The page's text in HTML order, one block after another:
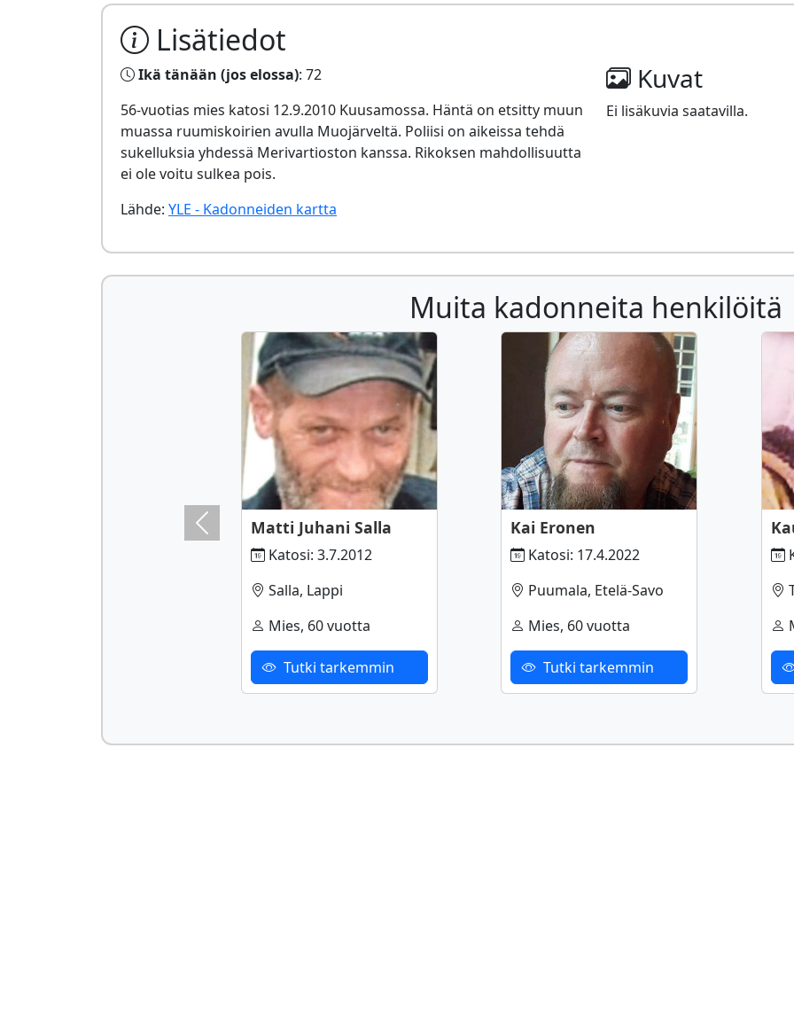
Lisätiedot
Ikä tänään (jos elossa): 72
56-vuotias mies katosi 12.9.2010 Kuusamossa. Häntä on etsitty muun
muassa ruumiskoirien avulla Muojärveltä. Poliisi on aikeissa tehdä
sukelluksia yhdessä Merivartioston kanssa. Rikoksen mahdollisuutta
ei ole voitu sulkea pois.
Lähde: YLE - Kadonneiden kartta
Kuvat
Ei lisäkuvia saatavilla.
Muita kadonneita henkilöitä
Matti Juhani Salla
Katosi: 3.7.2012
Salla, Lappi
Mies, 60 vuotta
Tutki tarkemmin
Kai Eronen
Katosi: 17.4.2022
Puumala, Etelä-Savo
Mies, 60 vuotta
Tutki tarkemmin
Previous